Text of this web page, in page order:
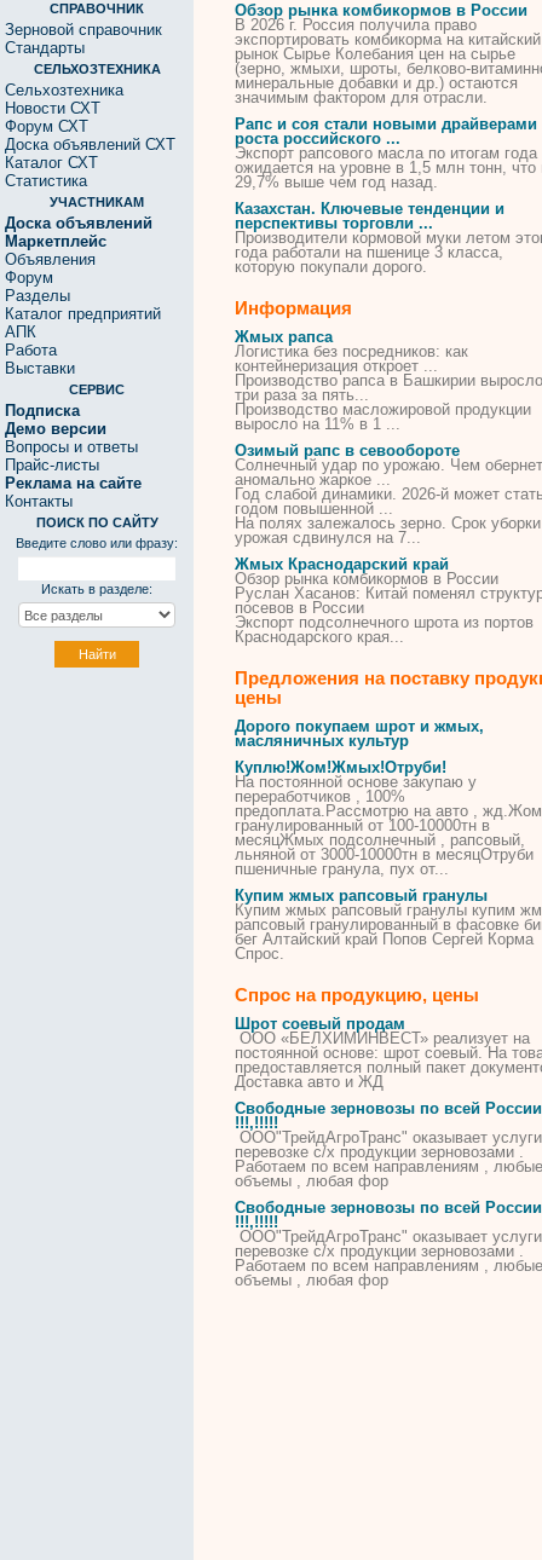
СПРАВОЧНИК
Зерновой справочник
Стандарты
СЕЛЬХОЗТЕХНИКА
Сельхозтехника
Новости СХТ
Форум СХТ
Доска объявлений СХТ
Каталог СХТ
Статистика
УЧАСТНИКАМ
Доска объявлений
Маркетплейс
Объявления
Форум
Разделы
Каталог предприятий
АПК
Работа
Выставки
СЕРВИС
Подписка
Демо версии
Вопросы и ответы
Прайс-листы
Реклама на сайте
Контакты
ПОИСК ПО САЙТУ
Введите слово или фразу:
Искать в разделе:
Обзор рынка комбикормов в России
В 2026 г. Россия получила право
экспортировать комбикорма на китайский
рынок Сырье Колебания цен на сырье
(зерно, жмыхи, шроты, белково-
минеральные добавки и др.) остаются
значимым фактором для отрасли.
Рапс и соя стали новыми драйверами
роста российского ...
Экспорт рапсового масла по итогам года
ожидается на уровне в 1,5 млн тонн, что
29,7% выше чем год назад.
Казахстан. Ключевые тенденции и
перспективы торговли ...
Производители кормовой муки летом
года работали на пшенице 3 класса,
которую покупали дорого.
Информация
Жмых рапса
Логистика без посредников: как
контейнеризация откроет ...
Производстворапсав Башкирии
три раза за пять...
Производство масложировой продукции
выросло на 11% в 1 ...
Озимый рапс в севообороте
Солнечный удар по урожаю. Чем
аномально жаркое ...
Год слабой динамики. 2026-й может
годом повышенной ...
На полях залежалось зерно. Срок уборки
урожая сдвинулся на 7...
Жмых Краснодарский край
Обзор рынка комбикормов в России
Руслан Хасанов: Китай поменял
посевов в России
Экспорт подсолнечного шрота из портов
Краснодарского края...
Предложения на поставку
цены
Дорого покупаем шрот и жмых,
масляничных культур
Куплю!Жом!Жмых!Отруби!
На постоянной основе закупаю у
переработчиков , 100%
предоплата.Рассмотрю на авто , жд.Жом
гранулированный от 100-10000тн в
месяцЖмых подсолнечный , рапсовый,
льняной от 3000-10000тн в месяцОтруби
пшеничные гранула, пух от...
Купим жмых рапсовый гранулы
Купим жмых рапсовый гранулы купим
рапсовый гранулированный в фасовке
бег Алтайский край Попов Сергей Корма
Спрос.
Спрос на продукцию, цены
Шрот соевый продам
ООО «БЕЛХИМИНВЕСТ» реализует на
постоянной основе: шрот соевый. На
предоставляется полный пакет
Доставка авто и ЖД
Свободные зерновозы по всей
!!!,!!!!!
ООО"ТрейдАгроТранс" оказывает
перевозке с/х продукции зерновозами .
Работаем по всем направлениям , любые
объемы , любая фор
Свободные зерновозы по всей
!!!,!!!!!
ООО"ТрейдАгроТранс" оказывает
перевозке с/х продукции зерновозами .
Работаем по всем направлениям , любые
объемы , любая фор